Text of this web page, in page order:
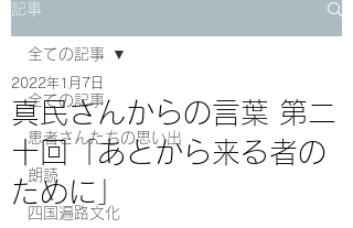
記事
全ての記事
患者さんたちの思い出
朗読
四国遍路文化
全ての記事
真民さんからの言葉 第二
十回「あとから来る者の
ために」
2022年1月7日